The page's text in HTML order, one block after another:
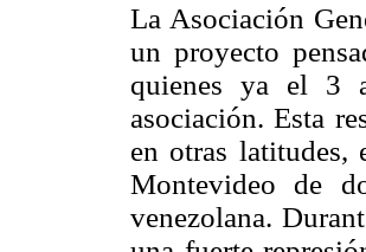
La Asociación
un proyecto
quienes ya el 3
asociación. Esta
en otras latitudes,
Montevideo de
venezolana.